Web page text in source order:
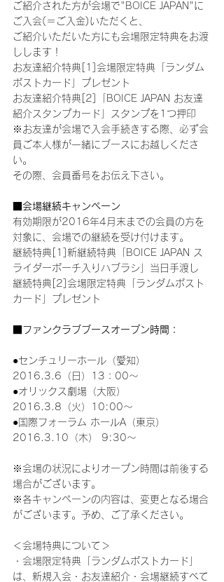
ご紹介された方が会場で"BOICE JAPAN"に
ご入会(＝ご入金)いただくと、
ご紹介いただいた方にも会場限定特典をお渡
しします！
お友達紹介特典[1]会場限定特典「ランダム
ポストカード」プレゼント
お友達紹介特典[2]「BOICE JAPAN お友達
紹介スタンプカード」スタンプを1つ押印
※お友達が会場で入会手続きする際、必ず会
員ご本人様が一緒にブースにお越しくださ
い。
その際、会員番号をお伝え下さい。
■会場継続キャンペーン
有効期限が2016年4月末までの会員の方を
対象に、会場での継続を受け付けます。
継続特典[1]新継続特典「BOICE JAPAN
ス
ライダーポーチ入りハブラシ」当日手渡し
継続特典[2]会場限定特典「ランダムポスト
カード」プレゼント
■ファンクラブブースオープン時間：
●センチュリーホール（愛知）
2016.3.6（日）13：00～
●オリックス劇場（大阪）
2016.3.8（火）10:00～
●国際フォーラム ホールA（東京）
2016.3.10（木） 9:30～
※会場の状況によりオープン時間は前後する
場合がございます。
※各キャンペーンの内容は、変更となる場合
がございます。予め、ご了承ください。
＜会場特典について＞
・会場限定特典「ランダムポストカード」
は、新規入会・お友達紹介・会場継続すべて